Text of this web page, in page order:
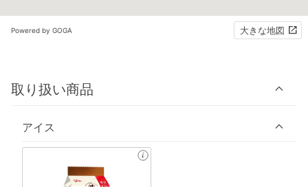
Powered by GOGA 大きな地図
取り扱い商品
アイス